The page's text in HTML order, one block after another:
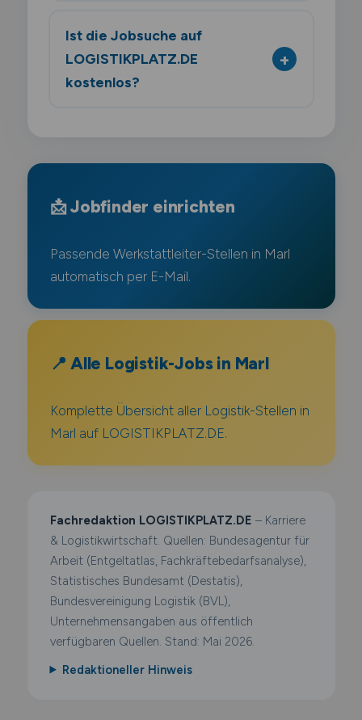
Ist die Jobsuche auf
LOGISTIKPLATZ.DE
kostenlos?
📩 Jobfinder einrichten
Passende Werkstattleiter-Stellen in Marl
automatisch per E-Mail.
📍 Alle Logistik-Jobs in Marl
Komplette Übersicht aller Logistik-Stellen in
Marl auf LOGISTIKPLATZ.DE.
Fachredaktion LOGISTIKPLATZ.DE – Karriere
& Logistikwirtschaft. Quellen: Bundesagentur für
Arbeit (Entgeltatlas, Fachkräftebedarfsanalyse),
Statistisches Bundesamt (Destatis),
Bundesvereinigung Logistik (BVL),
Unternehmensangaben aus öffentlich
verfügbaren Quellen. Stand: Mai 2026.
Redaktioneller Hinweis